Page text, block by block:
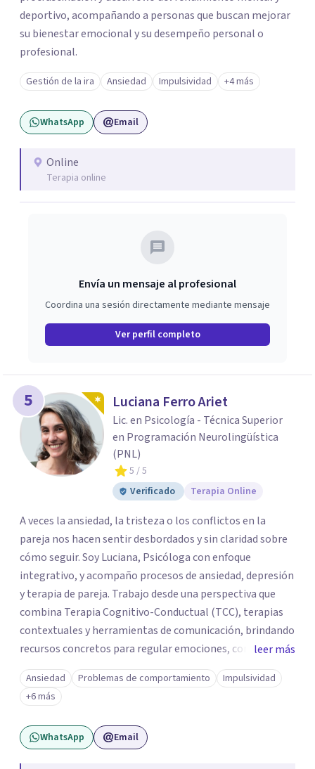
deportivo, acompañando a personas que buscan mejorar
su bienestar emocional y su desempeño personal o
profesional.
Gestión de la ira Ansiedad Impulsividad +4 más
WhatsApp Email
Online
Terapia online
Envía un mensaje al profesional
Coordina una sesión directamente mediante mensaje
Ver perfil completo
5 Luciana Ferro Ariet
Lic. en Psicología - Técnica Superior
en Programación Neurolingüística
(PNL)
5 / 5
Verificado
Terapia Online
A veces la ansiedad, la tristeza o los conflictos en la
pareja nos hacen sentir desbordados y sin claridad sobre
cómo seguir. Soy Luciana, Psicóloga con enfoque
integrativo, y acompaño procesos de ansiedad, depresión
y terapia de pareja. Trabajo desde una perspectiva que
combina Terapia Cognitivo-Conductual (TCC), terapias
contextuales y herramientas de comunicación, brindando
recursos concretos para regular emociones, comprender
patrones y abordar las dificultades vinculares con mayor
claridad. Ofrezco sesiones individuales y terapia de pareja
en modalidad online. Si sentís que es momento de darte
un espacio para empezar un proceso personal o trabajar
en tu vínculo, podés escribirme para coordinar una
leer más
Ansiedad Problemas de comportamiento
Impulsividad
+6 más
WhatsApp Email